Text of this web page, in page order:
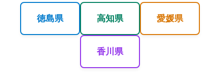
徳島県 高知県 愛媛県
香川県